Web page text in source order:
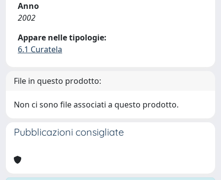
Anno
2002
Appare nelle tipologie:
6.1 Curatela
File in questo prodotto:
Non ci sono file associati a questo prodotto.
Pubblicazioni consigliate